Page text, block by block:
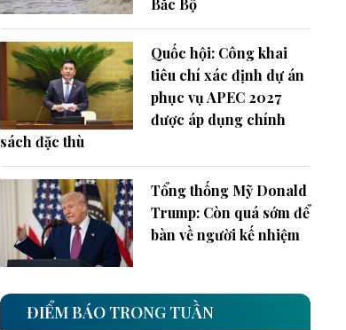
Quốc hội: Công khai
tiêu chí xác định dự án
phục vụ APEC 2027
được áp dụng chính
sách đặc thù
Tổng thống Mỹ Donald
Trump: Còn quá sớm để
bàn về người kế nhiệm
ĐIỂM BÁO TRONG TUẦN